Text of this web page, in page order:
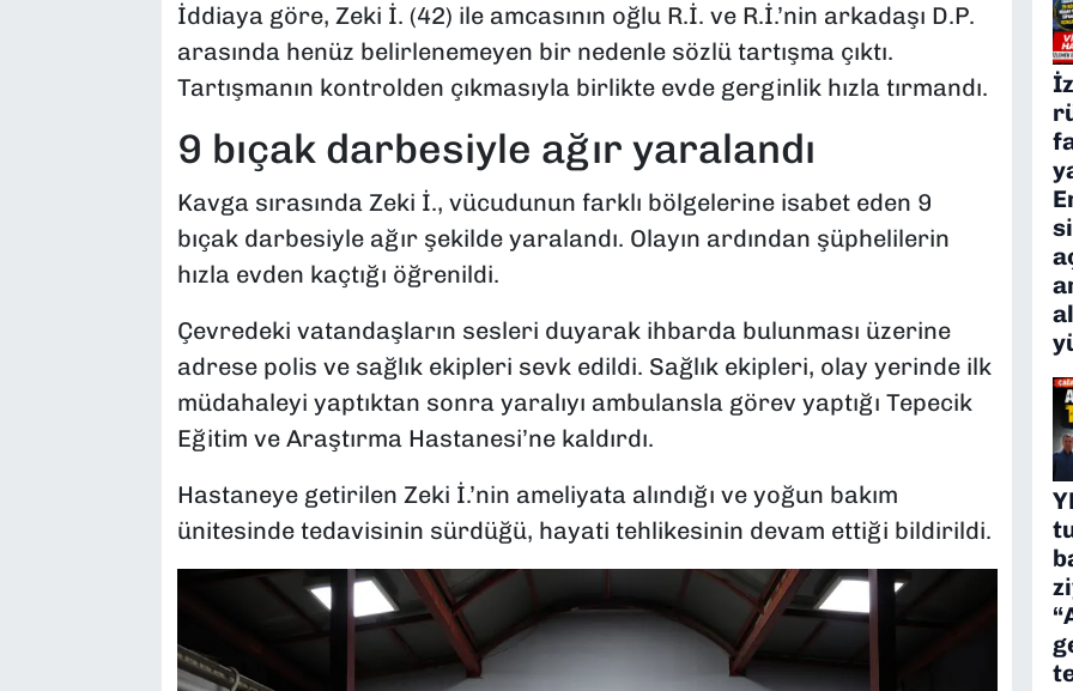
İddiaya göre, Zeki İ. (42) ile amcasının oğlu R.İ. ve R.İ.’nin arkadaşı D.P.
arasında henüz belirlenemeyen bir nedenle sözlü tartışma çıktı.
Tartışmanın kontrolden çıkmasıyla birlikte evde gerginlik hızla tırmandı.
9 bıçak darbesiyle ağır yaralandı
Kavga sırasında Zeki İ., vücudunun farklı bölgelerine isabet eden 9
bıçak darbesiyle ağır şekilde yaralandı. Olayın ardından şüphelilerin
hızla evden kaçtığı öğrenildi.
Çevredeki vatandaşların sesleri duyarak ihbarda bulunması üzerine
adrese polis ve sağlık ekipleri sevk edildi. Sağlık ekipleri, olay yerinde ilk
müdahaleyi yaptıktan sonra yaralıyı ambulansla görev yaptığı Tepecik
Eğitim ve Araştırma Hastanesi’ne kaldırdı.
Hastaneye getirilen Zeki İ.’nin ameliyata alındığı ve yoğun bakım
ünitesinde tedavisinin sürdüğü, hayati tehlikesinin devam ettiği bildirildi.